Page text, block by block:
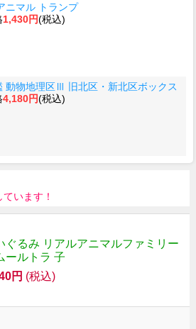
ニマル トランプ
1,430円(税込)
動物地理区Ⅲ 旧北区・新北区ボックス
4,180円(税込)
います！
ぐるみ リアルアニマルファミリー
ールトラ 子
円 (税込)